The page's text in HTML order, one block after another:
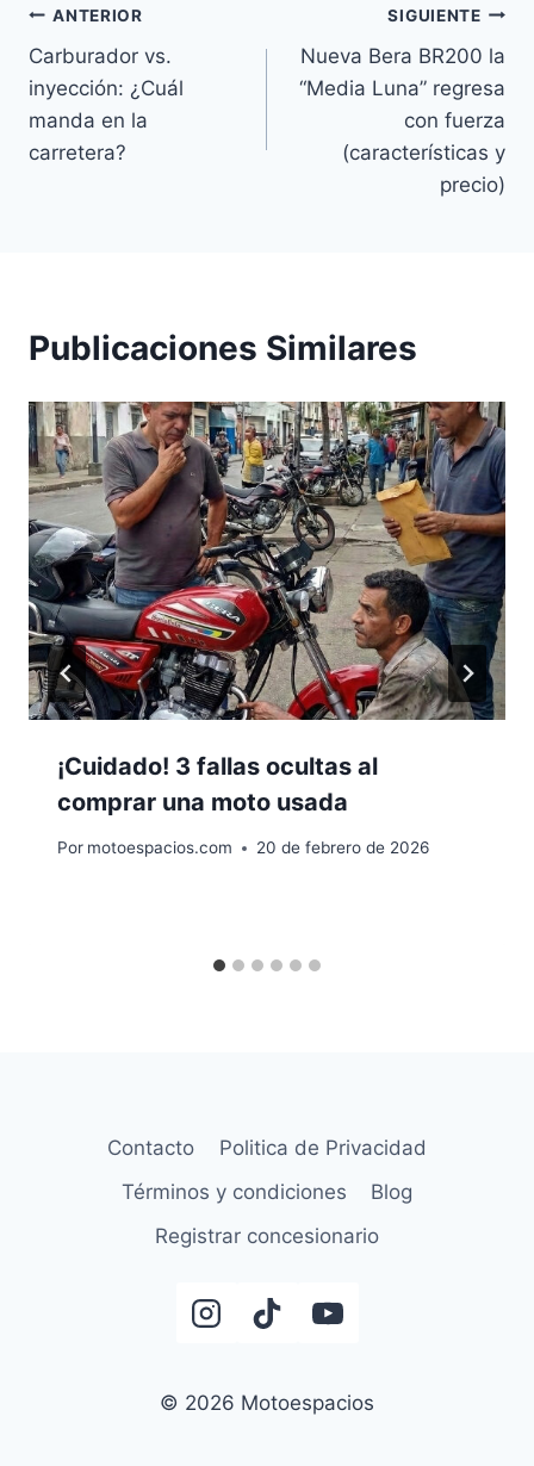
Navegación
de
entradas
ANTERIOR
Carburador vs.
inyección: ¿Cuál
manda en la
carretera?
SIGUIENTE
Nueva Bera BR200 la
“Media Luna” regresa
con fuerza
(características y
precio)
Publicaciones Similares
¡Cuidado! 3 fallas ocultas al
comprar una moto usada
Por motoespacios.com 20 de febrero de 2026
Contacto
Politica de Privacidad
Términos y condiciones
Blog
Registrar concesionario
© 2026 Motoespacios